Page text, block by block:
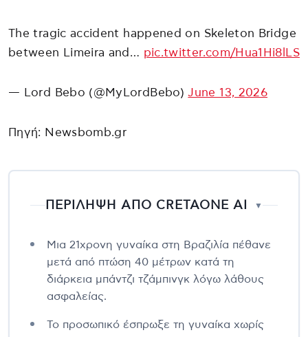
The tragic accident happened on Skeleton Bridge
between Limeira and… pic.twitter.com/Hua1Hi8lLS
— Lord Bebo (@MyLordBebo)June 13, 2026
Πηγή: Newsbomb.gr
ΠΕΡΙΛΗΨΗ ΑΠΟ CRETAONE AI ▼
Μια 21χρονη γυναίκα στη Βραζιλία πέθανε
μετά από πτώση 40 μέτρων κατά τη
διάρκεια μπάντζι τζάμπινγκ λόγω λάθους
ασφαλείας.
Το προσωπικό έσπρωξε τη γυναίκα χωρίς